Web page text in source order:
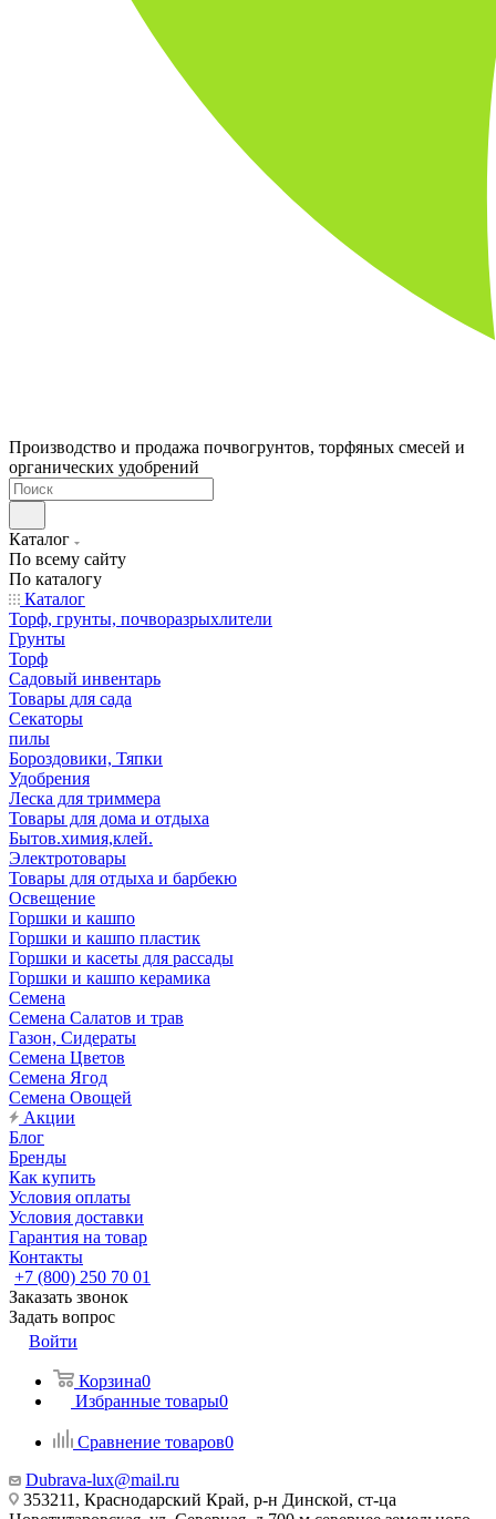
Производство и продажа почвогрунтов, торфяных смесей и
органических удобрений
Каталог
По всему сайту
По каталогу
Каталог
Торф, грунты, почворазрыхлители
Грунты
Торф
Садовый инвентарь
Товары для сада
Секаторы
пилы
Бороздовики, Тяпки
Удобрения
Леска для триммера
Товары для дома и отдыха
Бытов.химия,клей.
Электротовары
Товары для отдыха и барбекю
Освещение
Горшки и кашпо
Горшки и кашпо пластик
Горшки и касеты для рассады
Горшки и кашпо керамика
Семена
Семена Салатов и трав
Газон, Сидераты
Семена Цветов
Семена Ягод
Семена Овощей
Акции
Блог
Бренды
Как купить
Условия оплаты
Условия доставки
Гарантия на товар
Контакты
+7 (800) 250 70 01
Заказать звонок
Задать вопрос
Войти
Корзина0
Избранные товары0
Сравнение товаров0
Dubrava-lux@mail.ru
353211, Краснодарский Край, р-н Динской, ст-ца